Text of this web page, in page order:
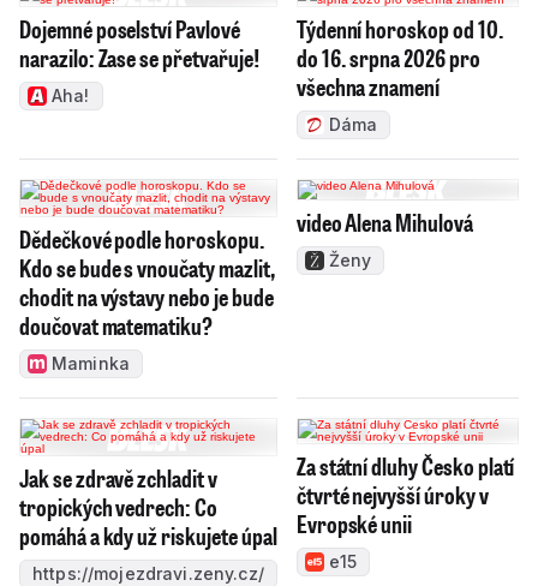
Dojemné poselství Pavlové
narazilo: Zase se přetvařuje!
Aha!
Týdenní horoskop od 10.
do 16. srpna 2026 pro
všechna znamení
Dáma
Dědečkové podle horoskopu.
Kdo se bude s vnoučaty mazlit,
chodit na výstavy nebo je bude
doučovat matematiku?
Maminka
video Alena Mihulová
Ženy
Jak se zdravě zchladit v
tropických vedrech: Co
pomáhá a kdy už riskujete úpal
https://mojezdravi.zeny.cz/
Za státní dluhy Česko platí
čtvrté nejvyšší úroky v
Evropské unii
e15